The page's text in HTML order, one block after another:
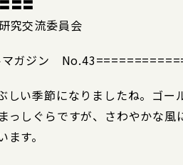
〓〓
究交流委員会
マガジン
しい季節になりましたね。ゴー
っしぐらですが、さわやかな風
す。